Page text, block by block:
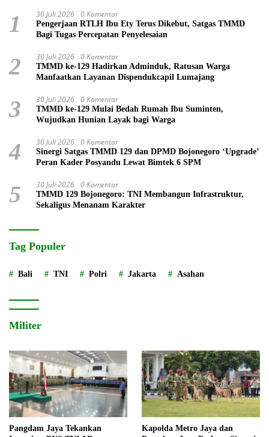
1 30 Juli 2026 0 Komentar
Pengerjaan RTLH Ibu Ety Terus Dikebut, Satgas TMMD
Bagi Tugas Percepatan Penyelesaian
2 30 Juli 2026 0 Komentar
TMMD ke-129 Hadirkan Adminduk, Ratusan Warga
Manfaatkan Layanan Dispendukcapil Lumajang
3 30 Juli 2026 0 Komentar
TMMD ke-129 Mulai Bedah Rumah Ibu Suminten,
Wujudkan Hunian Layak bagi Warga
4 30 Juli 2026 0 Komentar
Sinergi Satgas TMMD 129 dan DPMD Bojonegoro ‘Upgrade’
Peran Kader Posyandu Lewat Bimtek 6 SPM
5 30 Juli 2026 0 Komentar
TMMD 129 Bojonegoro: TNI Membangun Infrastruktur,
Sekaligus Menanam Karakter
Tag Populer
Bali TNI Polri Jakarta Asahan
Militer
Pangdam Jaya Tekankan
Kapolda Metro Jaya dan